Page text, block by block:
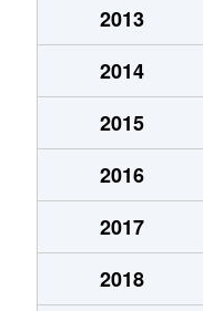
2013
2014
2015
2016
2017
2018